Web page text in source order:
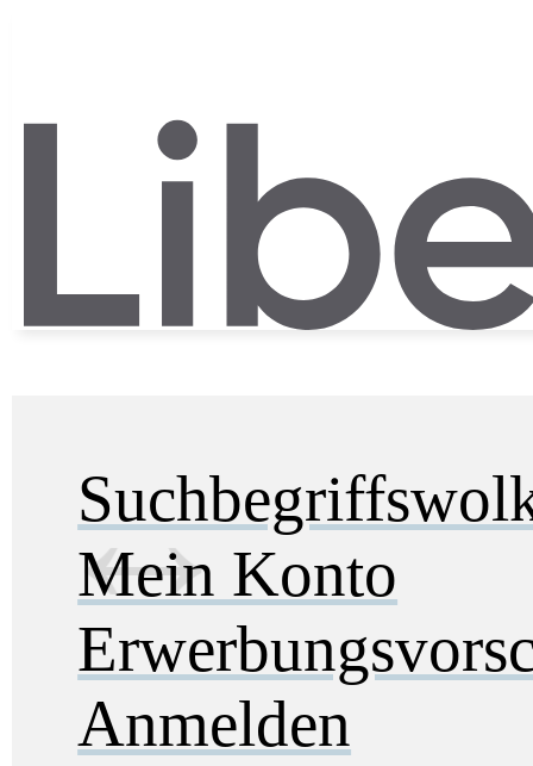
Mein Konto
Anmelden